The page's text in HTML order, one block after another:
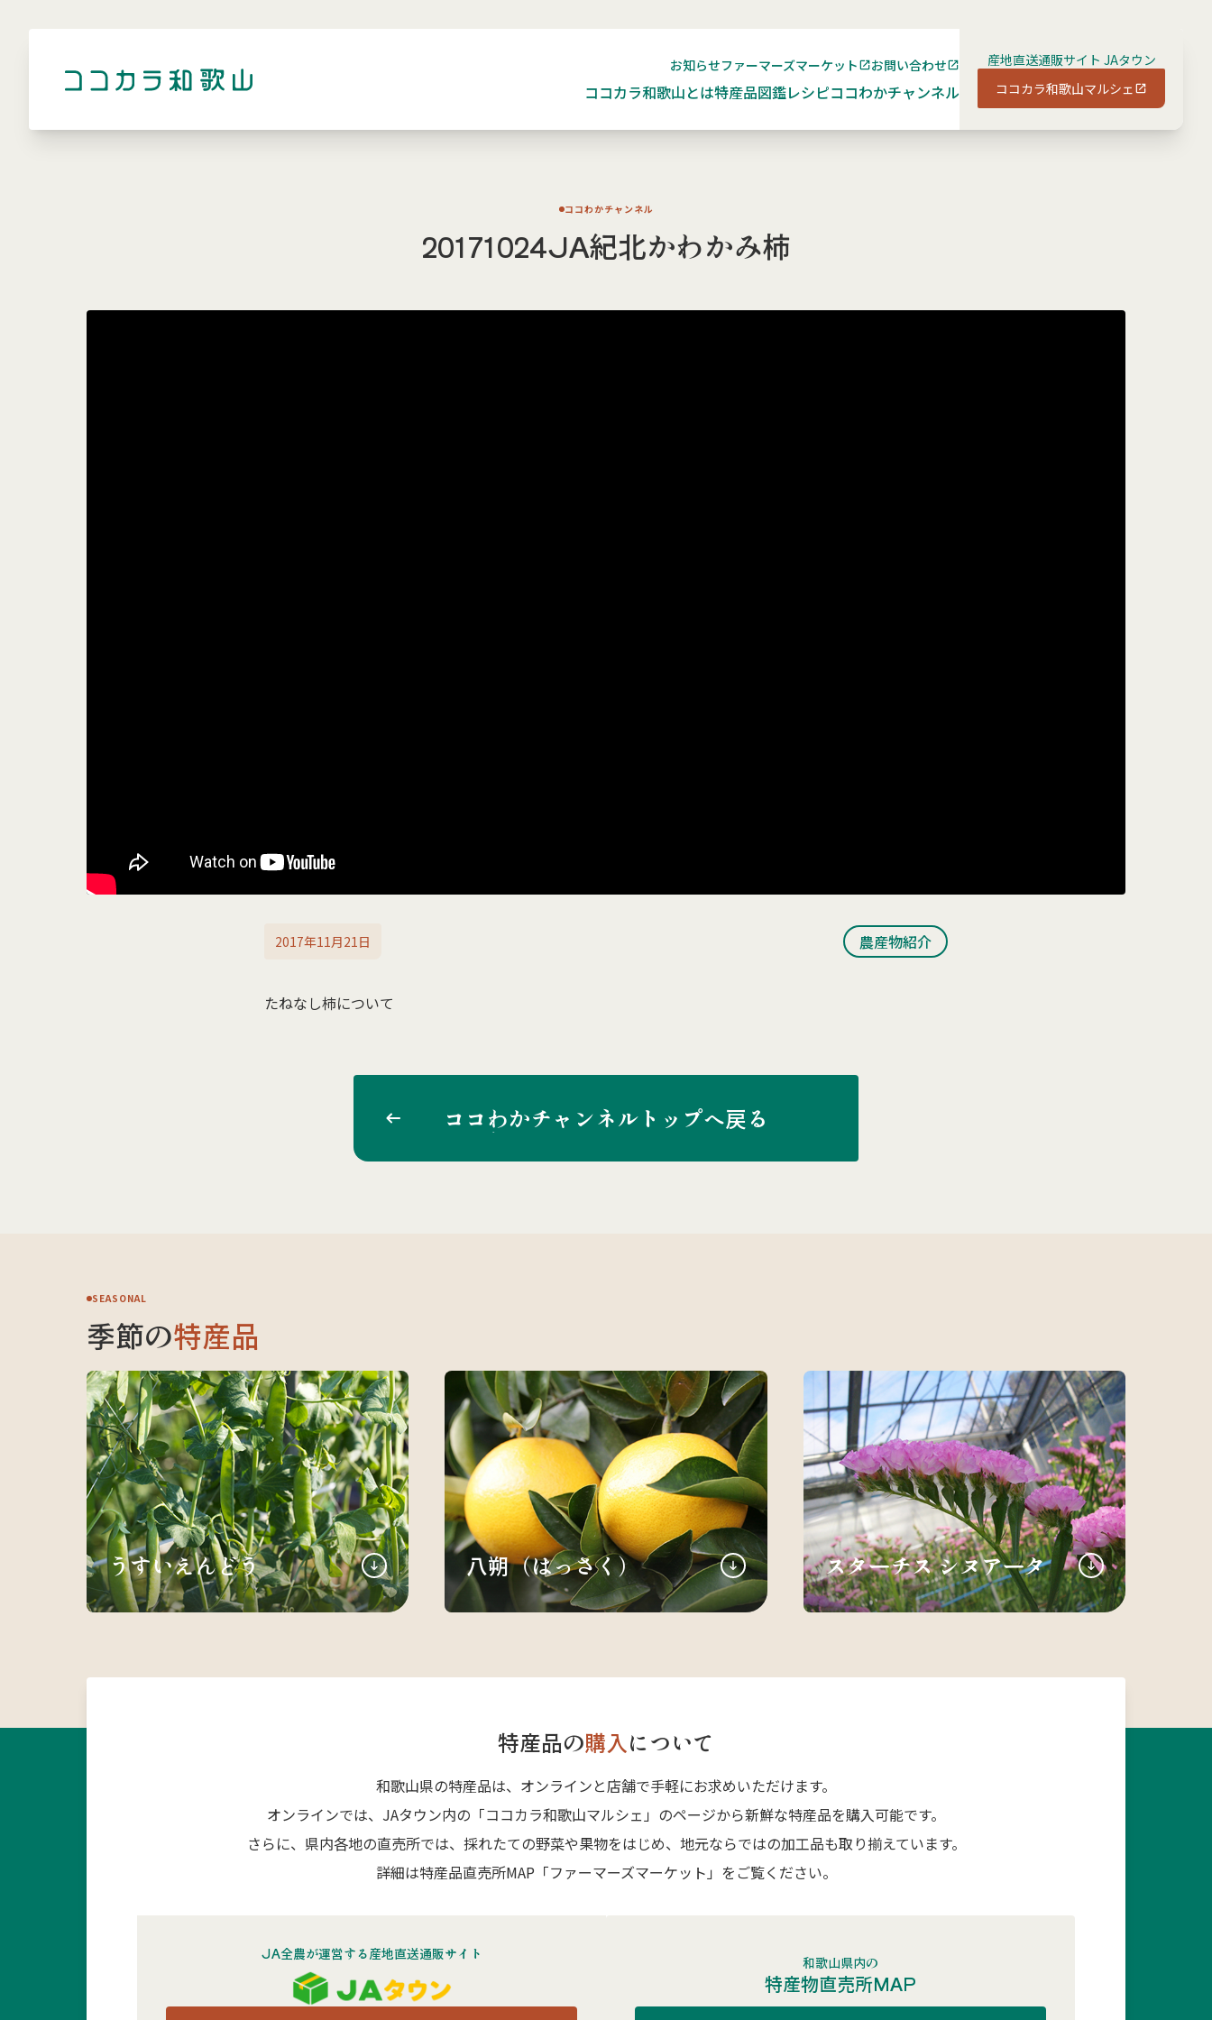
お知らせファーマーズマーケット お問い合わせ
ココカラ和歌山とは特産品図鑑レシピココわかチャンネル
産地直送通販サイト JAタウン
ココカラ和歌山マルシェ
ココわかチャンネル
20171024JA紀北かわかみ柿
2017年11月21日 農産物紹介
たねなし柿について
ココわかチャンネルトップへ戻る
SEASONAL
季節の特産品
うすいえんどう 八朔（はっさく） スターチス シヌアータ
特産品の購入について
和歌山県の特産品は、オンラインと店舗で手軽にお求めいただけます。
オンラインでは、JAタウン内の「ココカラ和歌山マルシェ」のページから新鮮な特産品を購入可能です。
さらに、県内各地の直売所では、採れたての野菜や果物をはじめ、地元ならではの加工品も取り揃えています。
詳細は特産品直売所MAP「ファーマーズマーケット」をご覧ください。
JA全農が運営する産地直送通販サイト
和歌山県内の
特産物直売所MAP